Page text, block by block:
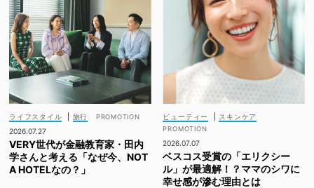
ライフスタイル
旅行
2026.07.27
VERY世代が金融教育家・田内
学さんと考える「なぜ今、NOT
A HOTELなの？」
ビューティー スキンケア
2026.07.07
ベスコス受賞の「エリクシー
ル」が最適解！？ママのシワに
幸せ感が滲む理由とは